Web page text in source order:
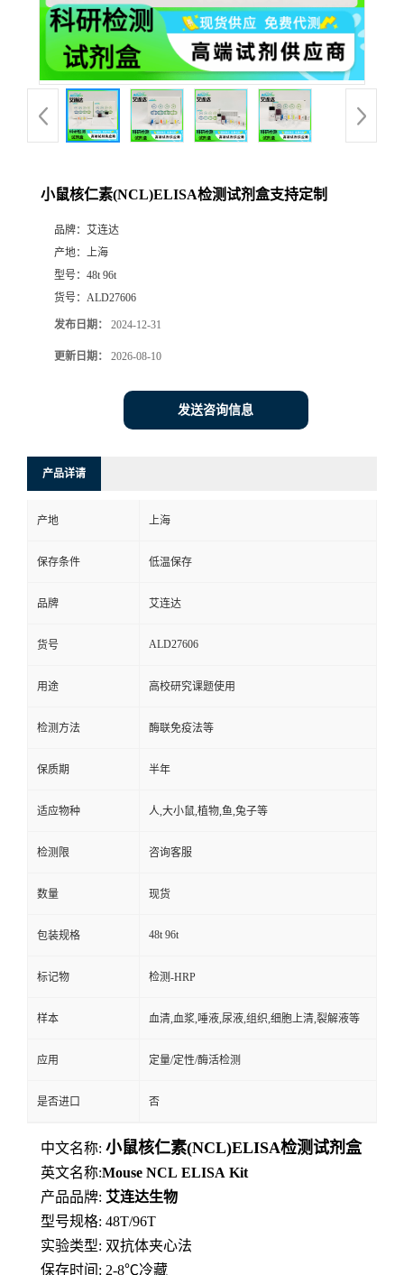
小鼠核仁素(NCL)ELISA检测试剂盒支持定制
品牌： 艾连达
产地： 上海
型号： 48t 96t
货号： ALD27606
发布日期： 2024-12-31
更新日期： 2026-08-10
发送咨询信息
产品详请
产地 上海
保存条件 低温保存
品牌 艾连达
货号 ALD27606
用途 高校研究课题使用
检测方法 酶联免疫法等
保质期 半年
适应物种 人,大小鼠,植物,鱼,兔子等
检测限 咨询客服
数量 现货
包装规格 48t 96t
标记物 检测-HRP
样本 血清,血浆,唾液,尿液,组织,细胞上清,裂解液等
应用 定量/定性/酶活检测
是否进口 否
中文名称: 小鼠核仁素(NCL)ELISA检测试剂盒
英文名称:Mouse NCL ELISA Kit
产品品牌: 艾连达生物
型号规格: 48T/96T
实验类型: 双抗体夹心法
保存时间: 2-8℃冷藏